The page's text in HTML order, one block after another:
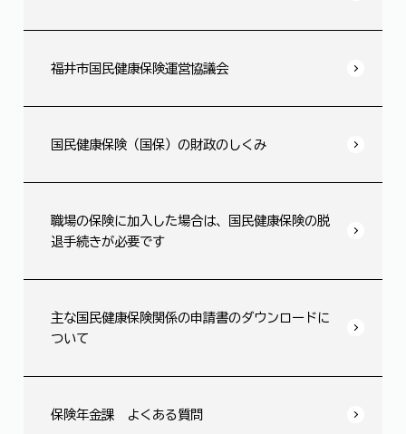
福井市国民健康保険運営協議会
国民健康保険（国保）の財政のしくみ
職場の保険に加入した場合は、国民健康保険の脱
退手続きが必要です
主な国民健康保険関係の申請書のダウンロードに
ついて
保険年金課 よくある質問